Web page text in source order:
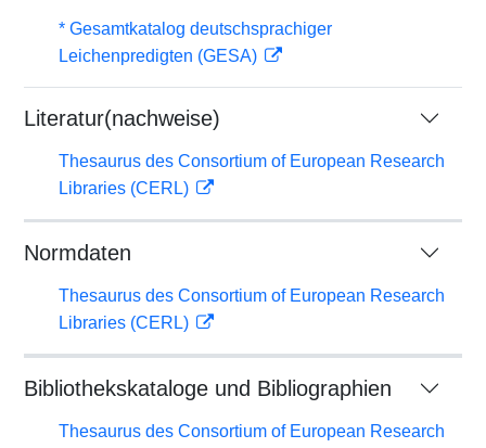
* Gesamtkatalog deutschsprachiger
Leichenpredigten (GESA)
Literatur(nachweise)
Thesaurus des Consortium of European Research
Libraries (CERL)
Normdaten
Thesaurus des Consortium of European Research
Libraries (CERL)
Bibliothekskataloge und Bibliographien
Thesaurus des Consortium of European Research